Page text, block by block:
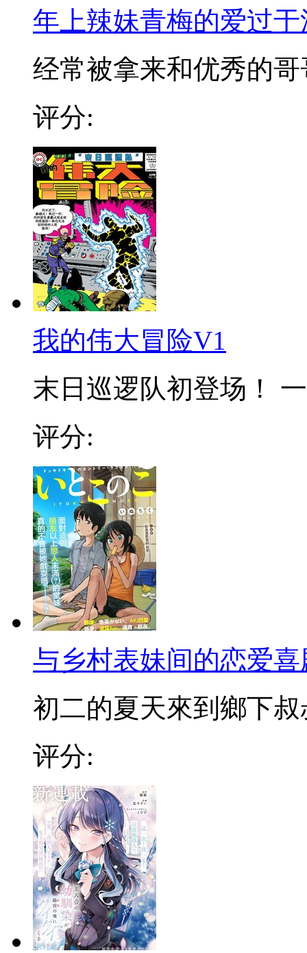
年上辣妹青梅的爱过于
经常被拿来和优秀的哥
评分:
我的伟大冒险V1
末日巡逻队初登场！
评分:
与乡村表妹间的恋爱喜
初二的夏天來到鄉下叔
评分: